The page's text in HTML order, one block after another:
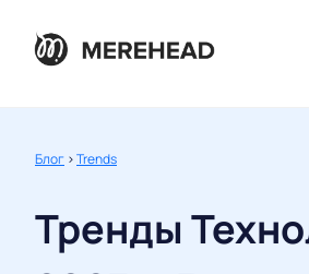
Блог >Trends
Тренды